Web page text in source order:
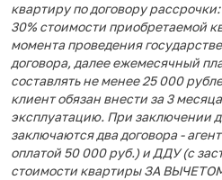
квартиру по договору
30% стоимости приобретаемой
момента проведения
договора, далее ежемесячный
составлять не менее 25 000
клиент обязан внести за 3
эксплуатацию. При заключении
заключаются два договора -
оплатой 50 000 руб.) и ДДУ (с
стоимости квартиры ЗА